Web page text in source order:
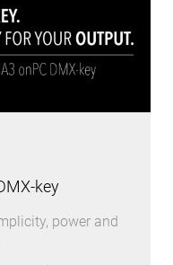
key
power and